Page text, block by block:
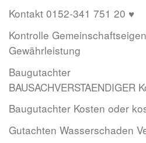
Kontakt 0152-341 751 20 ♥
Kontrolle
Gewährleistung
Baugutachter
BAUSACHVERSTAENDIGER
Baugutachter Kosten oder
Gutachten Wasserschaden